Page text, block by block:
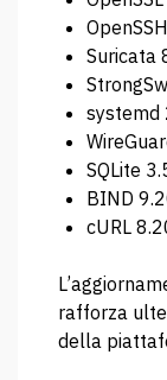
Suricata
systemd
SQLite
BIND
cURL
rafforza
della